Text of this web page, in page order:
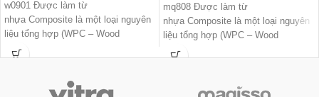
w0901 Được làm từ
nhựa Composite là một loại nguyên
liệu tổng hợp (WPC – Wood
mq808 Được làm từ
nhựa Composite là một loại nguyên
liệu tổng hợp (WPC – Wood